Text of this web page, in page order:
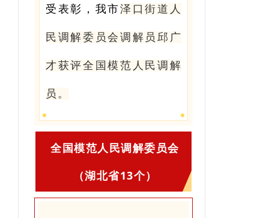
受表彰，我市泽口街道人
民调解委员会调解员邱广
才获评全国模范人民调解
员。
全国模范人民调解委员会
（湖北省13个）